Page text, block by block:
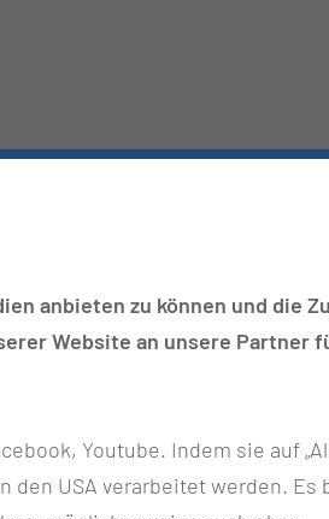
anbieten zu können und die
Website an unsere Partner
Youtube. Indem sie auf
den USA verarbeitet werden. Es